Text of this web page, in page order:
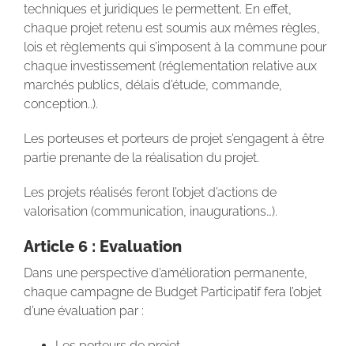
techniques et juridiques le permettent. En effet,
chaque projet retenu est soumis aux mêmes règles,
lois et règlements qui s’imposent à la commune pour
chaque investissement (réglementation relative aux
marchés publics, délais d’étude, commande,
conception..).
Les porteuses et porteurs de projet s’engagent à être
partie prenante de la réalisation du projet.
Les projets réalisés feront l’objet d’actions de
valorisation (communication, inaugurations…).
Article 6 : Evaluation
Dans une perspective d’amélioration permanente,
chaque campagne de Budget Participatif fera l’objet
d’une évaluation par :